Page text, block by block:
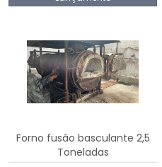
Forno fusão basculante 2,5
Toneladas